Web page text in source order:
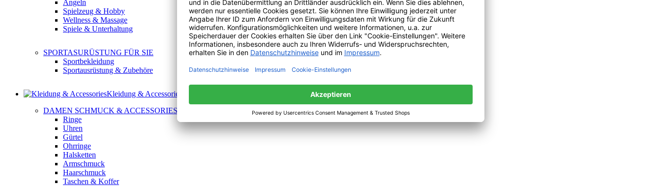
Angeln
Spielzeug & Hobby
Wellness & Massage
Spiele & Unterhaltung
SPORTASURÜSTUNG FÜR SIE
Sportbekleidung
Sportausrüstung & Zubehöre
Kleidung & Accessories
DAMEN SCHMUCK & ACCESSORIES
Ringe
Uhren
Gürtel
Ohrringe
Halsketten
Armschmuck
Haarschmuck
Taschen & Koffer